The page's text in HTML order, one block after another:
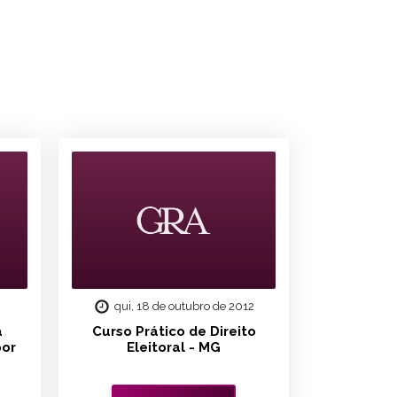
qui, 18 de outubro de 2012
Curso Prático de Direito
Eleitoral - MG